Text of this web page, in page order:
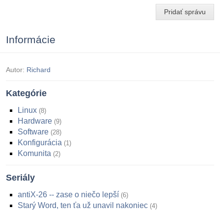
Pridať správu
Informácie
Autor: Richard
Kategórie
Linux 8
Hardware 9
Software 28
Konfigurácia 1
Komunita 2
Seriály
antiX-26 -- zase o niečo lepší 6
Starý Word, ten ťa už unavil nakoniec 4